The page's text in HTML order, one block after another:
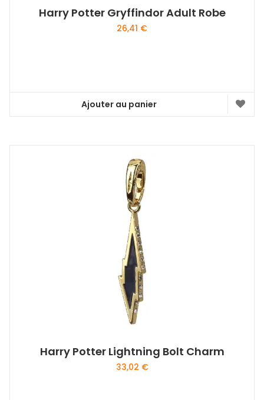
Harry Potter Gryffindor Adult Robe
26,41 €
Ajouter au panier
Harry Potter Lightning Bolt Charm
33,02 €